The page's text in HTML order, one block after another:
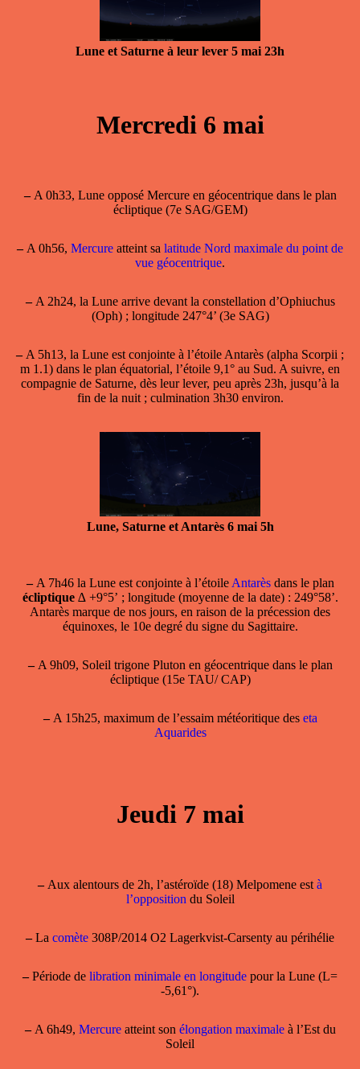
Lune et Saturne à leur lever 5 mai 23h
Mercredi 6 mai
–A 0h33, Lune opposé Mercure en géocentrique dans le plan
écliptique (7e SAG/GEM)
–A 0h56, Mercure atteint sa latitude Nord maximale du point de
vue géocentrique.
–A 2h24, la Lune arrive devant la constellation d’Ophiuchus
(Oph) ; longitude 247°4’ (3e SAG)
–A 5h13, la Lune est conjointe à l’étoileAntarès (alpha Scorpii ;
m 1.1) dans le plan équatorial, l’étoile 9,1° au Sud. A suivre, en
compagnie de Saturne, dès leur lever, peu après 23h, jusqu’à la
fin de la nuit ; culmination 3h30 environ.
Lune, Saturne et Antarès 6 mai 5h
–A 7h46 la Lune est conjointe à l’étoileAntarèsdans le plan
écliptique∆ +9°5’ ; longitude (moyenne de la date) : 249°58’.
Antarès marque de nos jours, en raison de la précession des
équinoxes, le 10e degré du signe du Sagittaire.
–A 9h09, Soleil trigone Pluton en géocentrique dans le plan
écliptique (15e TAU/ CAP)
–A 15h25, maximum de l’essaim météoritique des eta
Aquarides
Jeudi 7 mai
–Aux alentours de 2h, l’astéroïde (18) Melpomene està
l’oppositiondu Soleil
–La comète 308P/2014 O2 Lagerkvist-Carsenty au périhélie
–Période de libration minimale en longitude pour la Lune (L=
-5,61°).
–A 6h49, Mercureatteint son élongation maximaleà l’Est du
Soleil